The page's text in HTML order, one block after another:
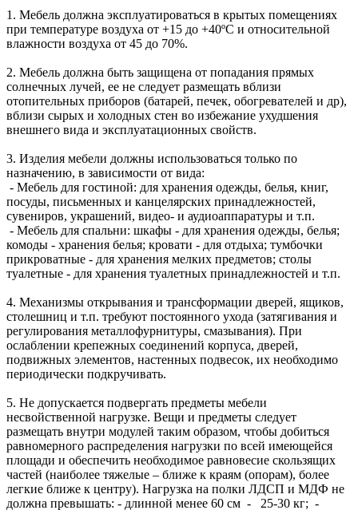
1. Мебель должна эксплуатироваться в крытых помещениях
при температуре воздуха от +15 до +40ºС и относительной
влажности воздуха от 45 до 70%.
2. Мебель должна быть защищена от попадания прямых
солнечных лучей, ее не следует размещать вблизи
отопительных приборов (батарей, печек, обогревателей и др),
вблизи сырых и холодных стен во избежание ухудшения
внешнего вида и эксплуатационных свойств.
3. Изделия мебели должны использоваться только по
назначению, в зависимости от вида:
- Мебель для гостиной: для хранения одежды, белья, книг,
посуды, письменных и канцелярских принадлежностей,
сувениров, украшений, видео- и аудиоаппаратуры и т.п.
- Мебель для спальни: шкафы - для хранения одежды, белья;
комоды - хранения белья; кровати - для отдыха; тумбочки
прикроватные - для хранения мелких предметов; столы
туалетные - для хранения туалетных принадлежностей и т.п.
4. Механизмы открывания и трансформации дверей, ящиков,
столешниц и т.п. требуют постоянного ухода (затягивания и
регулирования металлофурнитуры, смазывания). При
ослаблении крепежных соединений корпуса, дверей,
подвижных элементов, настенных подвесок, их необходимо
периодически подкручивать.
5. Не допускается подвергать предметы мебели
несвойственной нагрузке. Вещи и предметы следует
размещать внутри модулей таким образом, чтобы добиться
равномерного распределения нагрузки по всей имеющейся
площади и обеспечить необходимое равновесие скользящих
частей (наиболее тяжелые – ближе к краям (опорам), более
легкие ближе к центру). Нагрузка на полки ЛДСП и МДФ не
должна превышать: - длинной менее 60 см - 25-30 кг; -